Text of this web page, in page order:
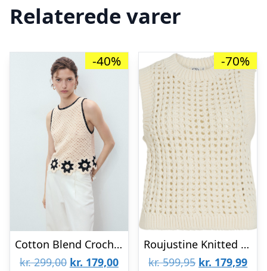
Relaterede varer
-40%
Cotton Blend Crochet top With Floral Finishes
kr.299,00 Den
kr. 179,00Den
-70%
Roujustine Knitted Vest
kr.599,95 Den
kr. 179,99Den